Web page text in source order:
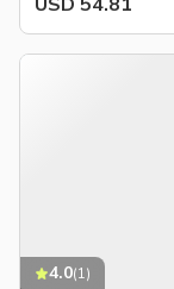
4.0(1)